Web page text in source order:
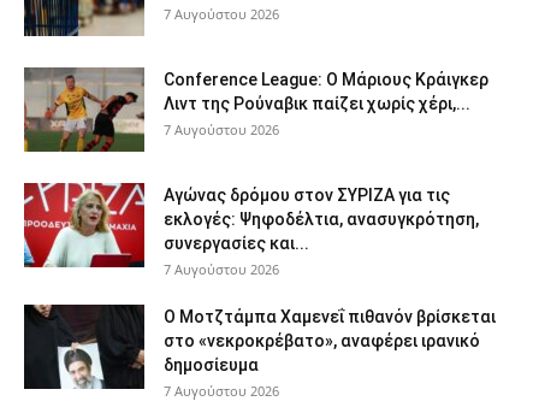
7 Αυγούστου 2026
Conference League: Ο Μάριους Κράιγκερ
Λιντ της Ρούναβικ παίζει χωρίς χέρι,...
7 Αυγούστου 2026
Αγώνας δρόμου στον ΣΥΡΙΖΑ για τις
εκλογές: Ψηφοδέλτια, ανασυγκρότηση,
συνεργασίες και...
7 Αυγούστου 2026
Ο Μοτζτάμπα Χαμενεΐ πιθανόν βρίσκεται
στο «νεκροκρέβατο», αναφέρει ιρανικό
δημοσίευμα
7 Αυγούστου 2026